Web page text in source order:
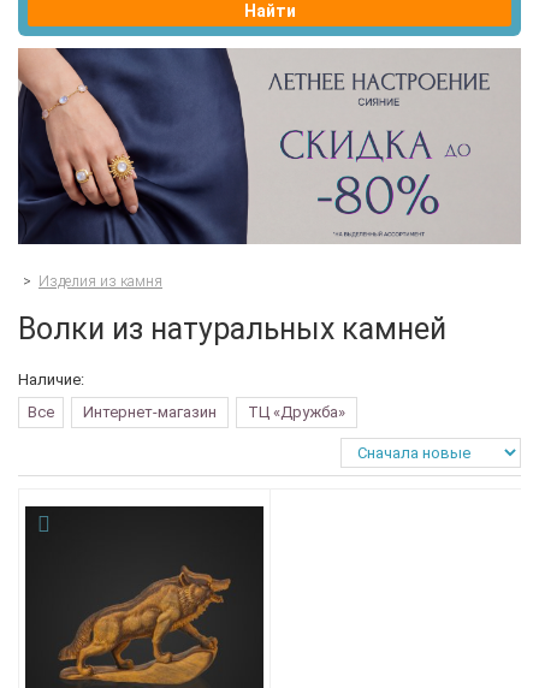
Найти
> Изделия из камня
Волки из натуральных камней
Наличие:
Все
Интернет-магазин ТЦ «Дружба»